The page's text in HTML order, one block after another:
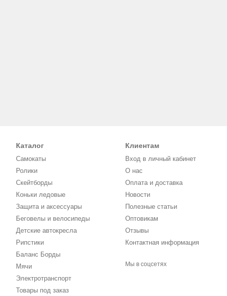
Каталог
Самокаты
Ролики
Скейтборды
Коньки ледовые
Защита и аксессуары
Беговелы и велосипеды
Детские автокресла
Рипстики
Баланс Борды
Мячи
Электротранспорт
Товары под заказ
Клиентам
Вход в личный кабинет
О нас
Оплата и доставка
Новости
Полезные статьи
Оптовикам
Отзывы
Контактная информация
Мы в соцсетях